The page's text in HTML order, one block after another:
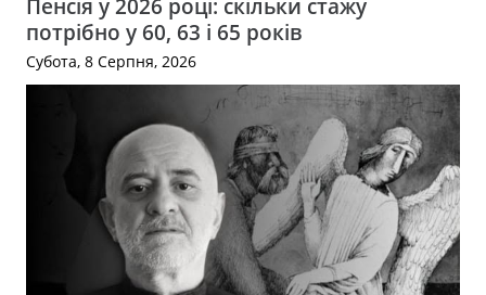
потрібно у 60, 63 і 65 років
Субота, 8 Серпня, 2026